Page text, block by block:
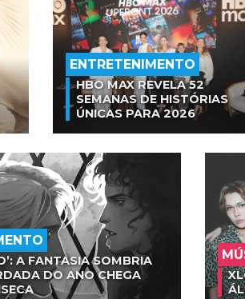
ENTRETENIMENTO
HBO MAX REVELA 52
SEMANAS DE HISTÓRIAS
ÚNICAS PARA 2026
A FANTASIA SOMBRIA
DO ANO CHEGA